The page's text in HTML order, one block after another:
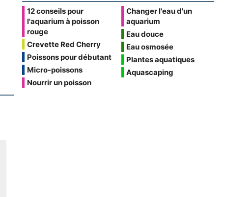
12 conseils pour
l'aquarium à poisson
rouge
Crevette Red Cherry
Poissons pour débutant
Micro-poissons
Nourrir un poisson
Changer l'eau d'un
aquarium
Eau douce
Eau osmosée
Plantes aquatiques
Aquascaping